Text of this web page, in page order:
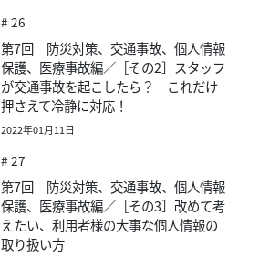
# 26
第7回 防災対策、交通事故、個人情報
保護、医療事故編／［その2］スタッフ
が交通事故を起こしたら？ これだけ
押さえて冷静に対応！
2022年01月11日
# 27
第7回 防災対策、交通事故、個人情報
保護、医療事故編／［その3］改めて考
えたい、利用者様の大事な個人情報の
取り扱い方